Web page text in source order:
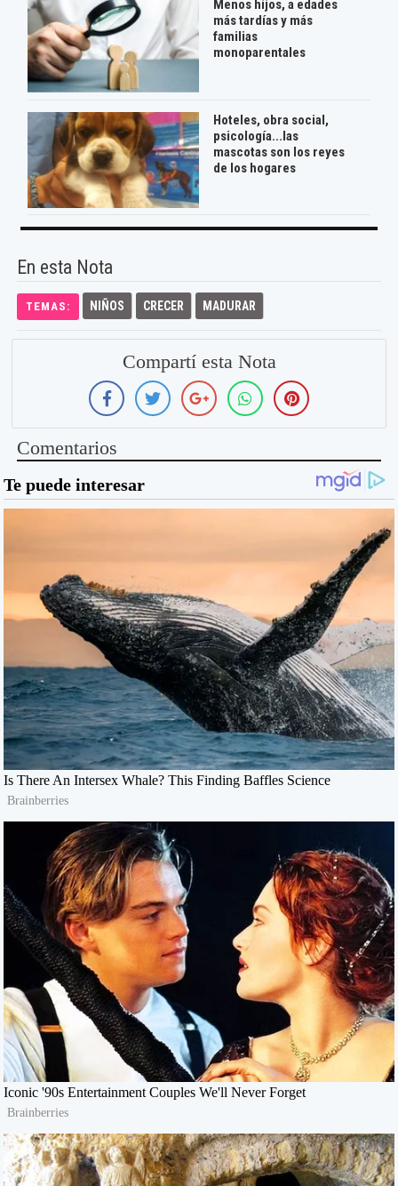
Menos hijos, a edades
más tardías y más
familias
monoparentales
Hoteles, obra social,
psicología...las
mascotas son los reyes
de los hogares
En esta Nota
TEMAS: NIÑOS CRECER MADURAR
Compartí esta Nota
Comentarios